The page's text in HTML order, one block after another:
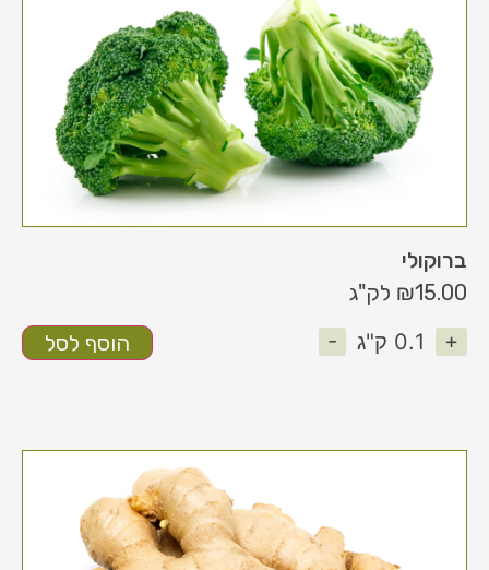
ברוקולי
₪15.00
לק"ג
-
0.1 ק"ג + הוסף לסל